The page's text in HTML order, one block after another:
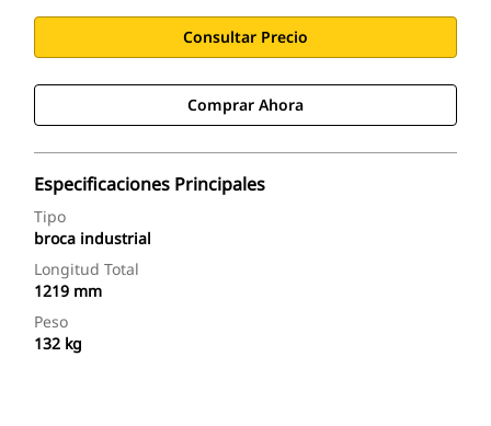
Consultar Precio
Comprar Ahora
Especificaciones Principales
Tipo
broca industrial
Longitud Total
1219 mm
Peso
132 kg